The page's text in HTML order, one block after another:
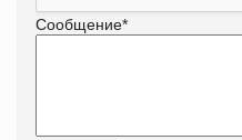
Сообщение*